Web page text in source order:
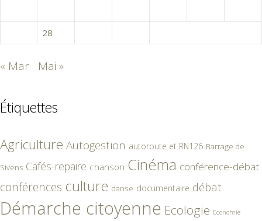
28
« Mar Mai »
Étiquettes
Agriculture Autogestion autoroute et RN126 Barrage de
Sivens Cafés-repaire chanson Cinéma conférence-débat
conférences culture danse documentaire débat
Démarche citoyenne Ecologie Economie